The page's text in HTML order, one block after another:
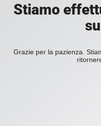
Stiamo
Grazie per la pazienza.